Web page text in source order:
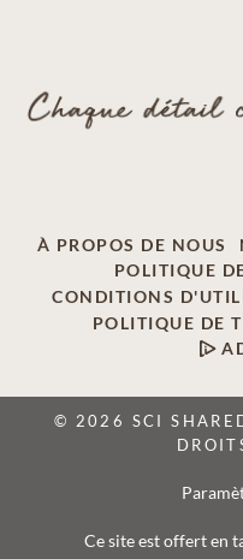
À PROPOS DE NOUS
POLITIQUE
CONDITIONS
POLITIQUE DE
© 2026 SCI
Ce site est offert en